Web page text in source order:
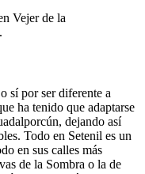
Vejer de la
sí por ser diferente a
ha tenido que adaptarse
dejando así
Todo en Setenil es un
en sus calles más
de la Sombra o la de